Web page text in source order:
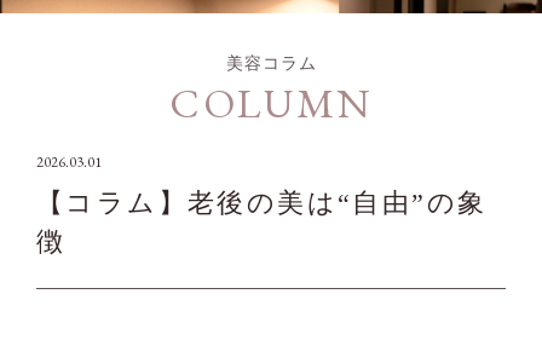
美容コラム
COLUMN
2026.03.01
【コラム】老後の美は“自由”の象
徴